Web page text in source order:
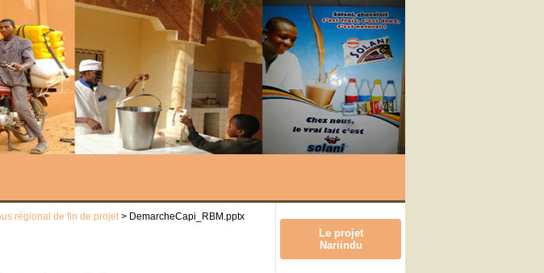
régional de fin de projet> DemarcheCapi_RBM.pptx
Le projet
Nariindu